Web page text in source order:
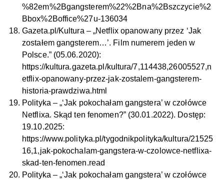
%82em%2Bgangsterem%22%2Bna%2Bszczycie%2
Bbox%2Boffice%27u-136034
Gazeta.pl/Kultura – „Netflix opanowany przez ‘Jak
zostałem gangsterem…’. Film numerem jeden w
Polsce.” (05.06.2020):
https://kultura.gazeta.pl/kultura/7,114438,26005527,n
etflix-opanowany-przez-jak-zostalem-gangsterem-
historia-prawdziwa.html
Polityka – „‘Jak pokochałam gangstera’ w czołówce
Netflixa. Skąd ten fenomen?” (30.01.2022). Dostęp:
19.10.2025:
https://www.polityka.pl/tygodnikpolityka/kultura/21525
16,1,jak-pokochalam-gangstera-w-czolowce-netflixa-
skad-ten-fenomen.read
Polityka – „‘Jak pokochałam gangstera’ w czołówce